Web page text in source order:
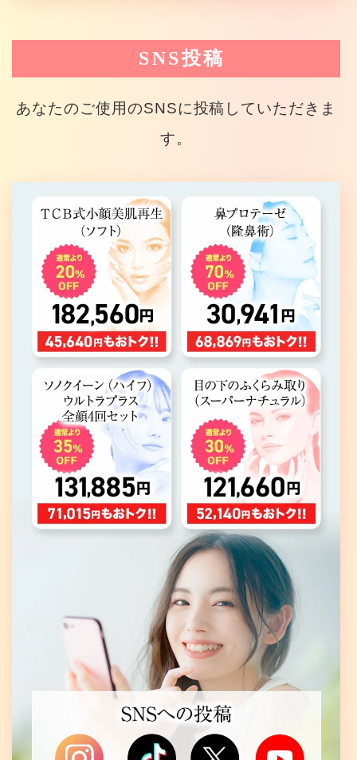
SNS投稿
あなたのご使用のSNSに投稿していただきま
す。